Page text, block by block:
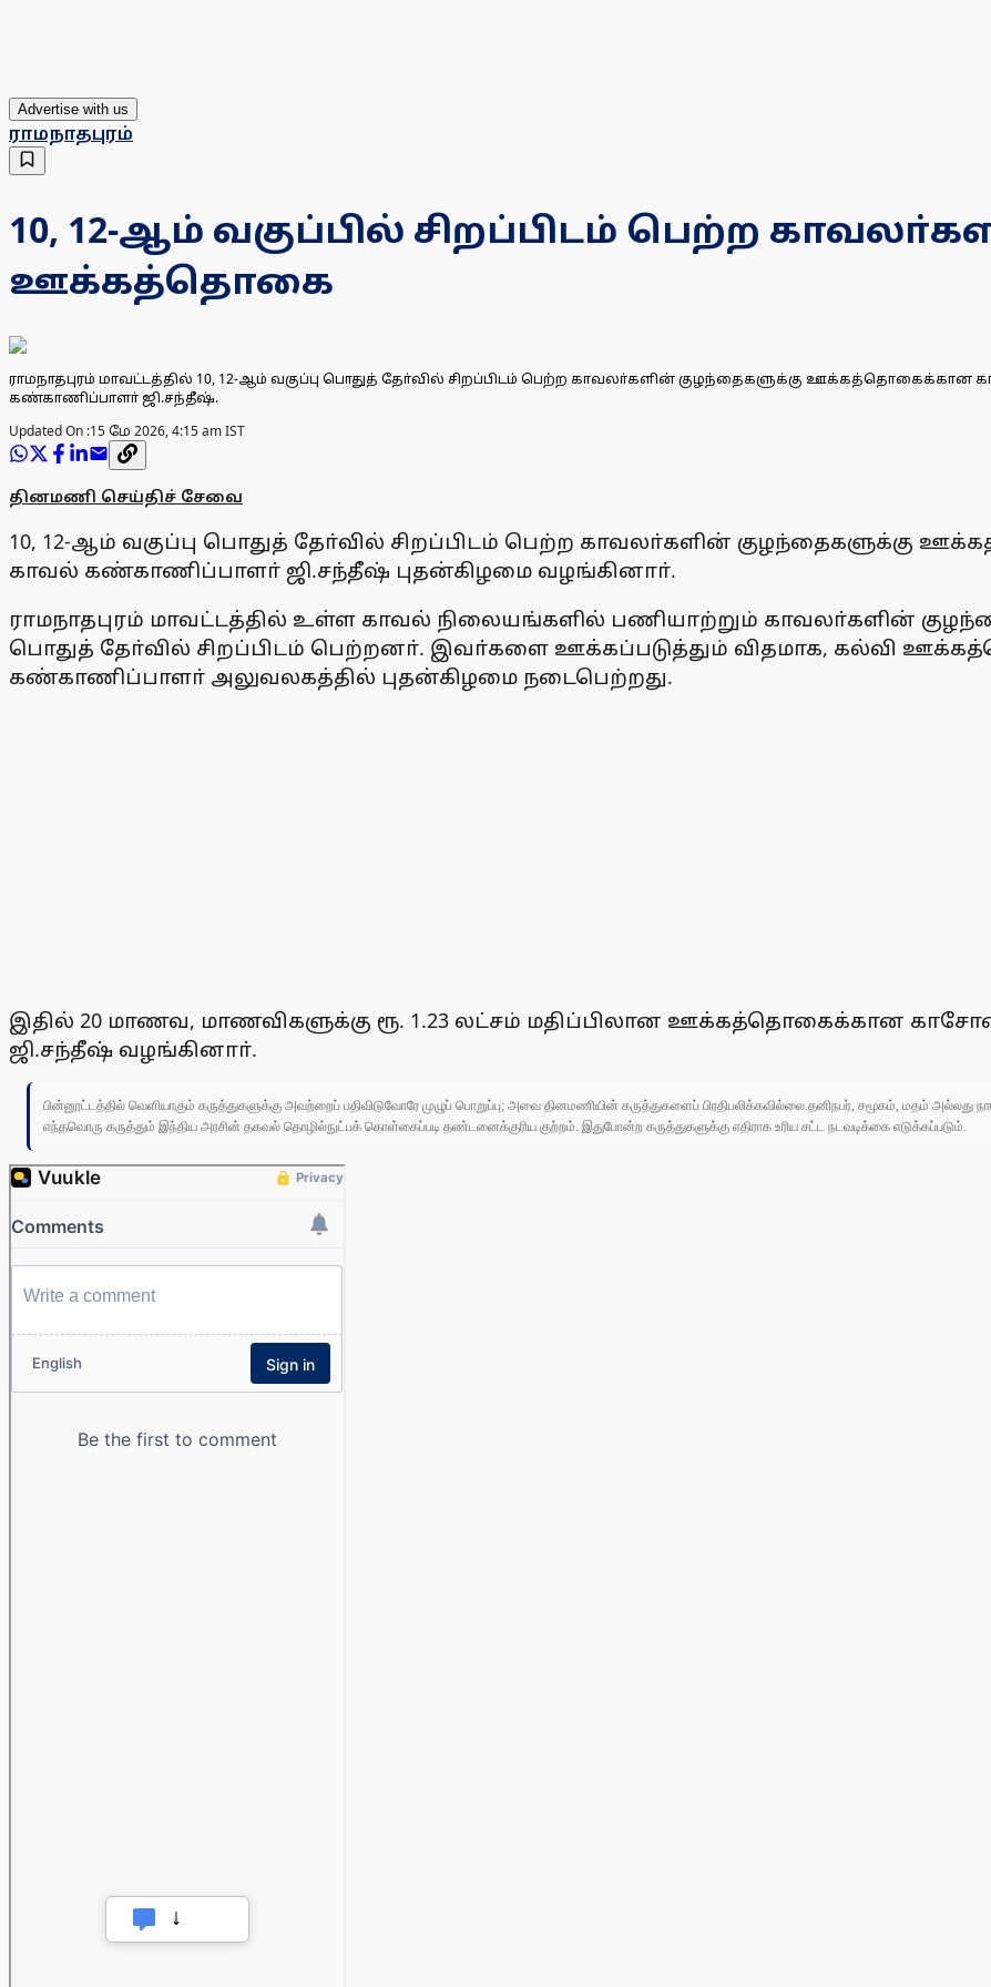
Advertise with us
ராமநாதபுரம்
10, 12-ஆம் வகுப்பில் சிறப்பிடம் பெற்ற
ஊக்கத்தொகை
ராமநாதபுரம் மாவட்டத்தில் 10, 12-ஆம் வகுப்பு பொதுத் தோ்வில் சிறப்பிடம் பெற்ற காவலா்களின் குழந்தைகளுக்கு
கண்காணிப்பாளா் ஜி.சந்தீஷ்.
Updated On :15 மே 2026, 4:15 am IST
தினமணி செய்திச் சேவை
10, 12-ஆம் வகுப்பு பொதுத் தோ்வில் சிறப்பிடம் பெற்ற காவலா்களின்
காவல் கண்காணிப்பாளா் ஜி.சந்தீஷ் புதன்கிழமை வழங்கினாா்.
ராமநாதபுரம் மாவட்டத்தில் உள்ள காவல் நிலையங்களில் பணியாற்றும் காவலா்களின்
பொதுத் தோ்வில் சிறப்பிடம் பெற்றனா். இவா்களை ஊக்கப்படுத்தும் விதமாக, கல்வி
கண்காணிப்பாளா் அலுவலகத்தில் புதன்கிழமை நடைபெற்றது.
இதில் 20 மாணவ, மாணவிகளுக்கு ரூ. 1.23 லட்சம் மதிப்பிலான ஊக்கத்தொகைக்கான
ஜி.சந்தீஷ் வழங்கினாா்.
பின்னூட்டத்தில் வெளியாகும் கருத்துகளுக்கு அவற்றைப் பதிவிடுவோரே முழுப் பொறுப்பு; அவை தினமணியின் கருத்துகளைப் பிரதிபலிக்கவில்லை.தனிநபர், சமூகம், மதம் அல்லது
எந்தவொரு கருத்தும் இந்திய அரசின் தகவல் தொழில்நுட்பக் கொள்கைப்படி தண்டனைக்குரிய குற்றம். இதுபோன்ற கருத்துகளுக்கு எதிராக உரிய சட்ட நடவடிக்கை எடுக்கப்படும்.